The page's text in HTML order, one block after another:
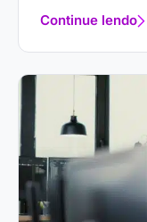
Continue lendo